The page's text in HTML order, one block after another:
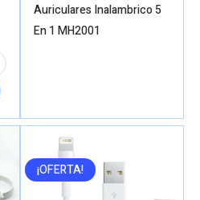
Auriculares Inalambrico 5
En 1 MH2001
¡OFERTA!